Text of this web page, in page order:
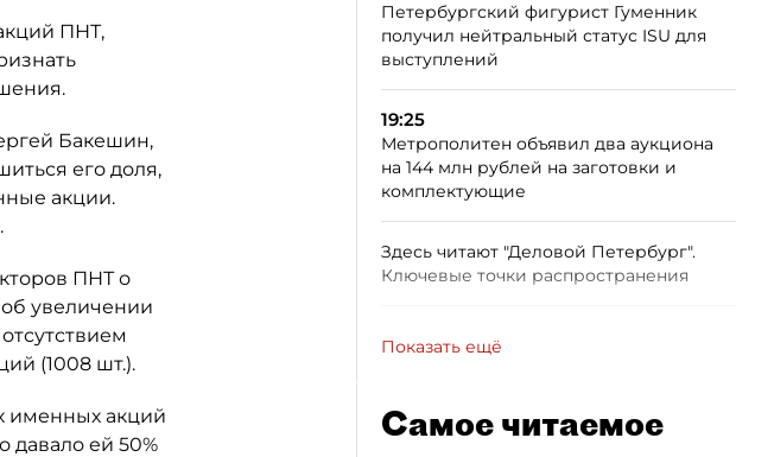
ПНТ,
Бакешин,
его доля,
акции.
ПНТ о
увеличении
(1008 шт.).
именных акций
давало ей 50%
Петербургский фигурист Гуменник
получил нейтральный статус ISU для
выступлений
19:25
Метрополитен объявил два аукциона
на 144 млн рублей на заготовки и
комплектующие
Здесь читают "Деловой Петербург".
Ключевые точки распространения
Показать ещё
Самое читаемое